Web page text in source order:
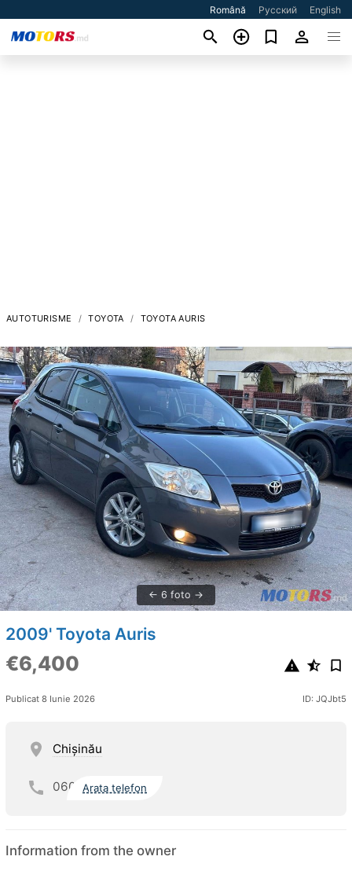
Română Русский English
AUTOTURISME TOYOTA TOYOTA AURIS
6 foto
2009' Toyota Auris
€6,400
Publicat 8 Iunie 2026 ID: JQJbt5
Chişinău
060 Arata telefon
Information from the owner